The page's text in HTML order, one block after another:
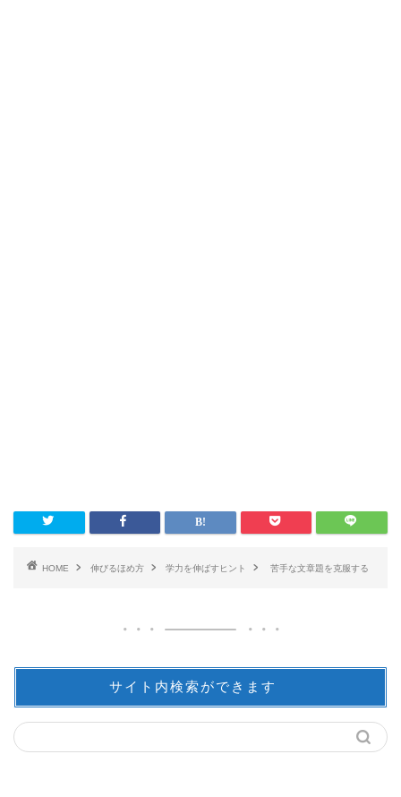
HOME 伸びるほめ方 学力を伸ばすヒント 苦手な文章題を克服する
サイト内検索ができます